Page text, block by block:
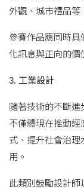
外觀、城市禮品等
參賽作品應同時
化訊息與正向的價
3. 工業設計
隨著技術的不斷進
不僅體現在推動經
式、提升社會治理
用。
此類別鼓勵設計